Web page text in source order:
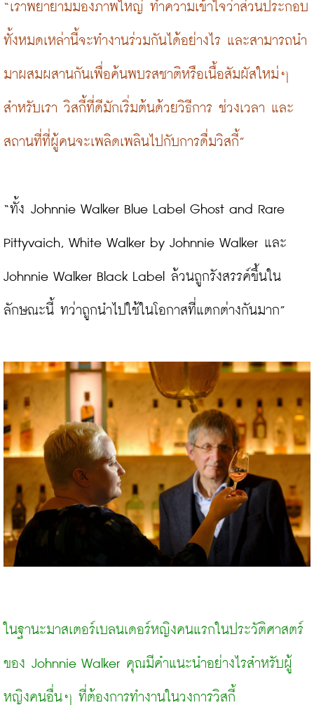
“เราพยายามมองภาพใหญ่ ทำความเข้าใจว่าส่วนประกอบ
ทั้งหมดเหล่านี้จะทำงานร่วมกันได้อย่างไร และสามารถนำ
มาผสมผสานกันเพื่อค้นพบรสชาติหรือเนื้อสัมผัสใหม่ๆ
สำหรับเรา วิสกี้ที่ดีมักเริ่มต้นด้วยวิธีการ ช่วงเวลา และ
สถานที่ที่ผู้คนจะเพลิดเพลินไปกับการดื่มวิสกี้”
“ทั้ง Johnnie Walker Blue Label Ghost and Rare
Pittyvaich, White Walker by Johnnie Walker และ
Johnnie Walker Black Label ล้วนถูกรังสรรค์ขึ้นใน
ลักษณะนี้ ทว่าถูกนำไปใช้ในโอกาสที่แตกต่างกันมาก”
ในฐานะมาสเตอร์เบลนเดอร์หญิงคนแรกในประวัติศาสตร์
ของ Johnnie Walker คุณมีคำแนะนำอย่างไรสำหรับผู้
หญิงคนอื่นๆ ที่ต้องการทำงานในวงการวิสกี้